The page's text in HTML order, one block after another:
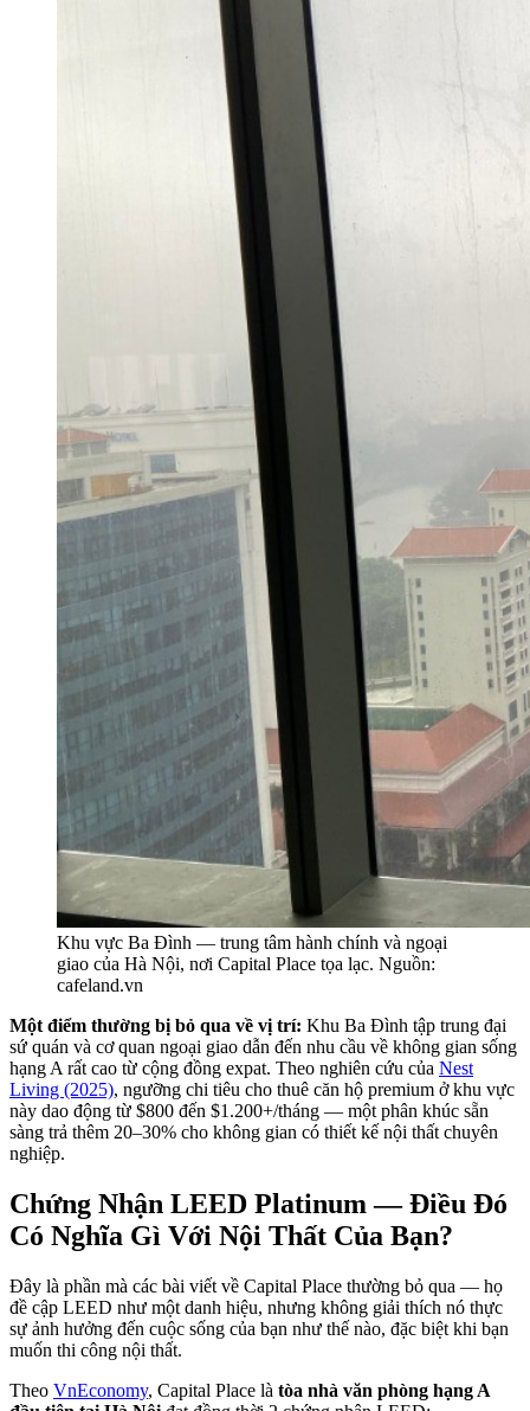
Khu vực Ba Đình — trung tâm hành chính và ngoại
giao của Hà Nội, nơi Capital Place tọa lạc. Nguồn:
cafeland.vn
Một điểm thường bị bỏ qua về vị trí: Khu Ba Đình tập trung đại
sứ quán và cơ quan ngoại giao dẫn đến nhu cầu về không gian sống
hạng A rất cao từ cộng đồng expat. Theo nghiên cứu của Nest
Living (2025), ngưỡng chi tiêu cho thuê căn hộ premium ở khu vực
này dao động từ $800 đến $1.200+/tháng — một phân khúc sẵn
sàng trả thêm 20–30% cho không gian có thiết kế nội thất chuyên
nghiệp.
Chứng Nhận LEED Platinum — Điều Đó
Có Nghĩa Gì Với Nội Thất Của Bạn?
Đây là phần mà các bài viết về Capital Place thường bỏ qua — họ
đề cập LEED như một danh hiệu, nhưng không giải thích nó thực
sự ảnh hưởng đến cuộc sống của bạn như thế nào, đặc biệt khi bạn
muốn thi công nội thất.
Theo VnEconomy, Capital Place là tòa nhà văn phòng hạng A